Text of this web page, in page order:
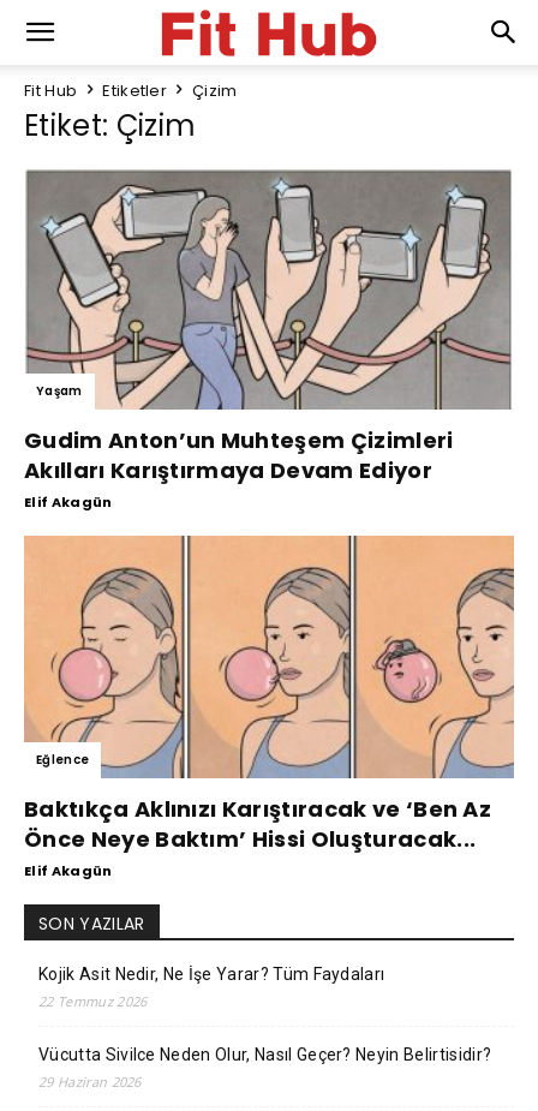
Fit Hub Etiketler Çizim
Etiket: Çizim
Yaşam
Gudim Anton’un Muhteşem Çizimleri
Akılları Karıştırmaya Devam Ediyor
Elif Akagün
Eğlence
Baktıkça Aklınızı Karıştıracak ve ‘Ben Az
Önce Neye Baktım’ Hissi Oluşturacak...
Elif Akagün
SON YAZILAR
Kojik Asit Nedir, Ne İşe Yarar? Tüm Faydaları
22 Temmuz 2026
Vücutta Sivilce Neden Olur, Nasıl Geçer? Neyin Belirtisidir?
29 Haziran 2026